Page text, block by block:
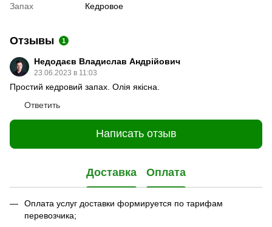
Запах
Кедровое
Отзывы 1
Недодаєв Владислав Андрійович
23.06.2023 в 11:03
Простий кедровий запах. Олія якісна.
Ответить
Написать отзыв
Доставка Оплата
Оплата услуг доставки формируется по тарифам
перевозчика;